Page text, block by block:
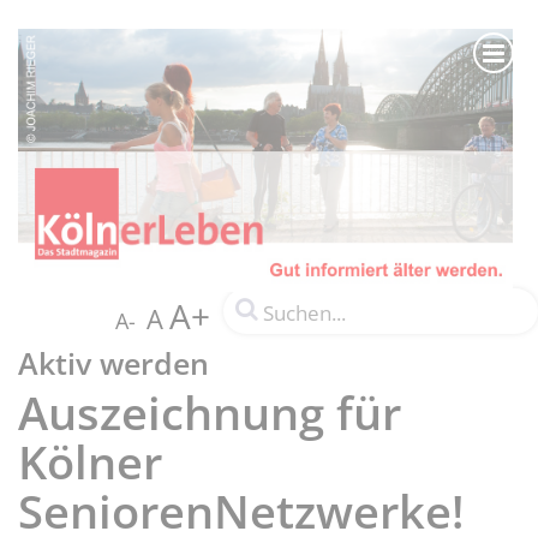
A- AA+
Aktiv werden
Auszeichnung für
Kölner
SeniorenNetzwerke!